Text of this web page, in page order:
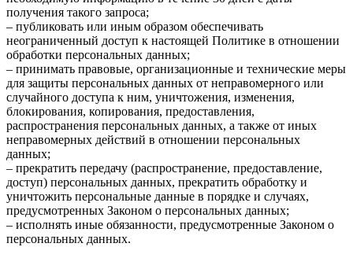
получения такого запроса;
– публиковать или иным образом обеспечивать
неограниченный доступ к настоящей Политике в отношении
обработки персональных данных;
– принимать правовые, организационные и технические меры
для защиты персональных данных от неправомерного или
случайного доступа к ним, уничтожения, изменения,
блокирования, копирования, предоставления,
распространения персональных данных, а также от иных
неправомерных действий в отношении персональных
данных;
– прекратить передачу (распространение, предоставление,
доступ) персональных данных, прекратить обработку и
уничтожить персональные данные в порядке и случаях,
предусмотренных Законом о персональных данных;
– исполнять иные обязанности, предусмотренные Законом о
персональных данных.